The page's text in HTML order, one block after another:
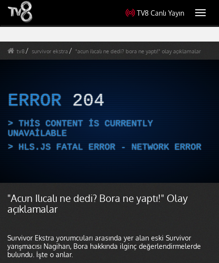
TV8 Canlı Yayın
tv8 survivor ekstra "acun ilıcalı ne dedi? bora ne yaptı!" olay açıklamalar
ERROR 204
THIS CONTENT IS CURRENTLY
UNAVAILABLE
HLS.JS FATAL ERROR - NETWORK ERROR
"Acun Ilıcalı ne dedi? Bora ne yaptı!" Olay
açıklamalar
Survivor Ekstra yorumcuları arasında yer alan eski Survivor
yarışmacısı Nagihan, Bora hakkında ilginç değerlendirmelerde
bulundu. İşte o anlar.